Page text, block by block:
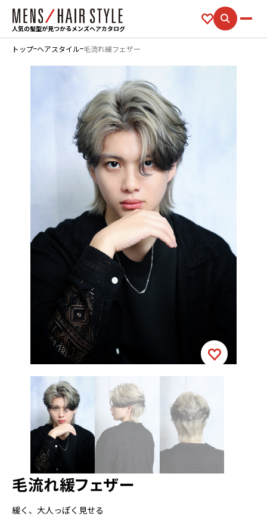
人気の髪型が見つかるメンズヘアカタログ
トップ ヘアスタイル 毛流れ緩フェザー
毛流れ緩フェザー
緩く、大人っぽく見せる